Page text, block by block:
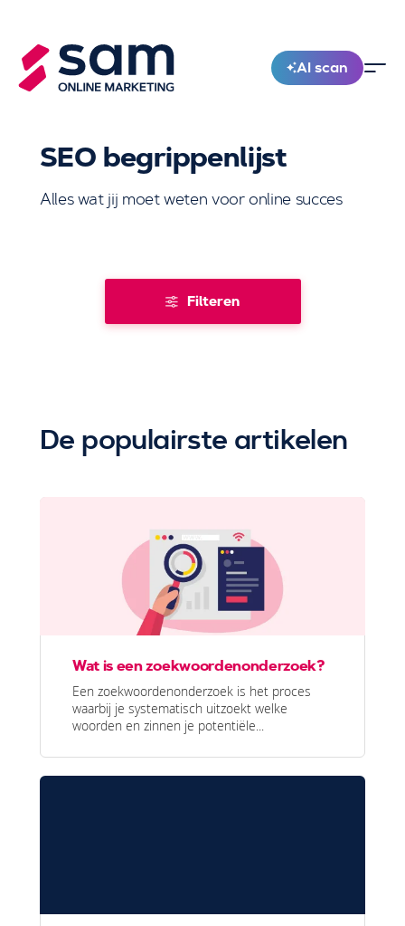
Nieuw! AI scan
SEO begrippenlijst
Alles wat jij moet weten voor online succes
De populairste artikelen
Wat is een zoekwoordenonderzoek?
Een zoekwoordenonderzoek is het proces
waarbij je systematisch uitzoekt welke
woorden en zinnen je potentiële...